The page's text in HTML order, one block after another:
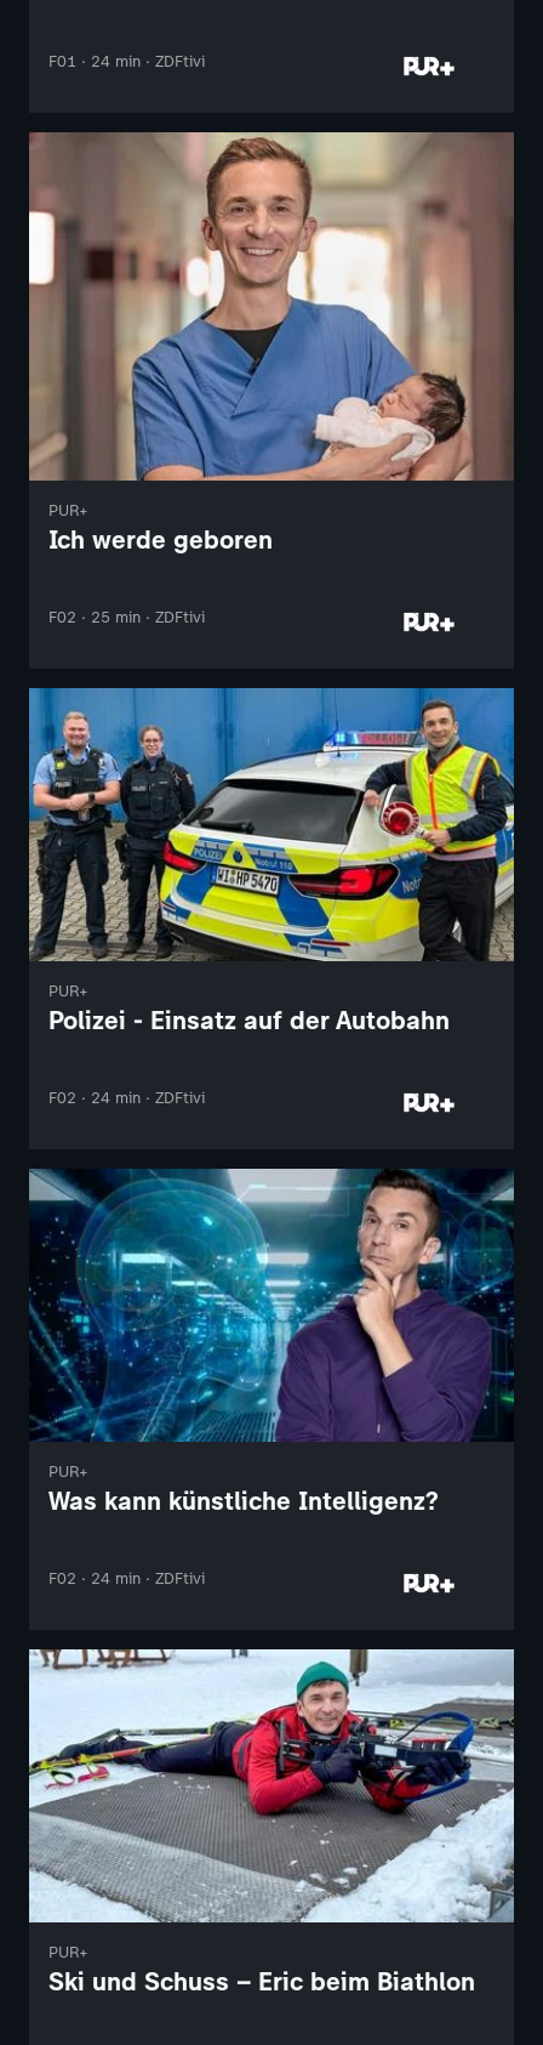
F01 · 24 min · ZDFtivi
PUR+
Ich werde geboren
F02 · 25 min · ZDFtivi
PUR+
Polizei - Einsatz auf der Autobahn
F02 · 24 min · ZDFtivi
PUR+
Was kann künstliche Intelligenz?
F02 · 24 min · ZDFtivi
PUR+
Ski und Schuss – Eric beim Biathlon